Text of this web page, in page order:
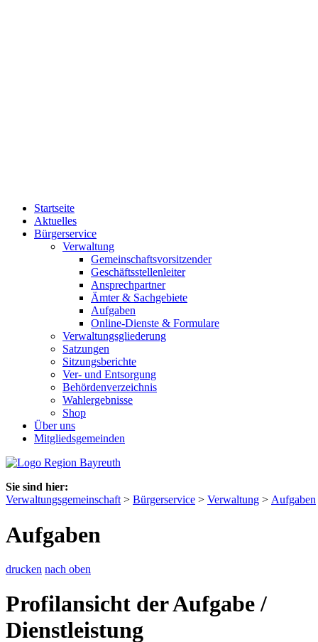
Startseite
Aktuelles
Bürgerservice
Verwaltung
Gemeinschaftsvorsitzender
Geschäftsstellenleiter
Ansprechpartner
Ämter & Sachgebiete
Aufgaben
Online-Dienste & Formulare
Verwaltungsgliederung
Satzungen
Sitzungsberichte
Ver- und Entsorgung
Behördenverzeichnis
Wahlergebnisse
Shop
Über uns
Mitgliedsgemeinden
Sie sind hier:
Verwaltungsgemeinschaft > Bürgerservice > Verwaltung > Aufgaben
Aufgaben
drucken nach oben
Profilansicht der Aufgabe /
Dienstleistung